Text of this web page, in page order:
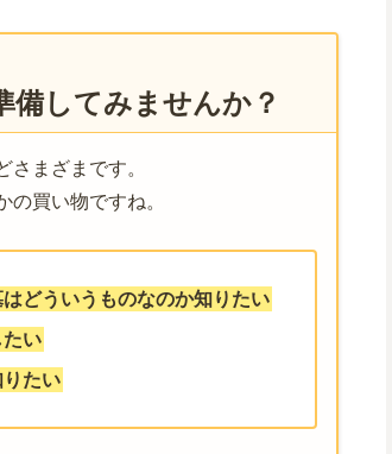
備してみませんか？
まざまです。
買い物ですね。
どういうものなのか知りたい
い
たい